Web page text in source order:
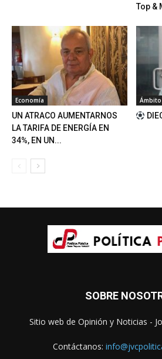
Top &
Economía
UN ATRACO AUMENTARNOS
LA TARIFA DE ENERGÍA EN
34%, EN UN...
SOBRE
Sitio web de Opinión y Noticias -
Contáctanos: